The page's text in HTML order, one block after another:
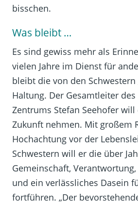
bisschen.
Was bleibt …
Es sind gewiss mehr als
vielen Jahre im Dienst für
bleibt die von den Schwestern
Haltung. Der Gesamtleiter des
Zentrums Stefan Seehofer
Zukunft nehmen. Mit großem
Hochachtung vor der
Schwestern will er die über
Gemeinschaft,
und ein verlässliches Dasein
fortführen. „Der